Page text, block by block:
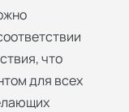
что
для всех